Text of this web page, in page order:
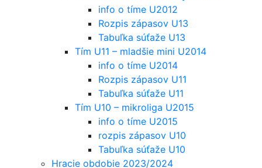
info o tíme U2012
Rozpis zápasov U13
Tabuľka súťaže U13
Tím U11 – mladšie mini U2014
info o tíme U2014
Rozpis zápasov U11
Tabuľka súťaže U11
Tím U10 – mikroliga U2015
info o tíme U2015
rozpis zápasov U10
Tabuľka súťaže U10
Hracie obdobie 2023/2024